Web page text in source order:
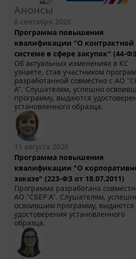
Анонсы
8 сентября 2026
Программа повышения
квалификации "О контрактной
системе в сфере закупок" (44-
Об актуальных изменениях в КС
узнаете, став участником
разработанной совместно с АО
А". Слушателям, успешно
программу, выдаются
установленного образца.
11 августа 2026
Программа повышения
квалификации "О
заказе" (223-ФЗ от 18.07.2011)
Программа разработана
АО ''СБЕР А". Слушателям,
освоившим программу, выдаются
удостоверения установленного
образца.